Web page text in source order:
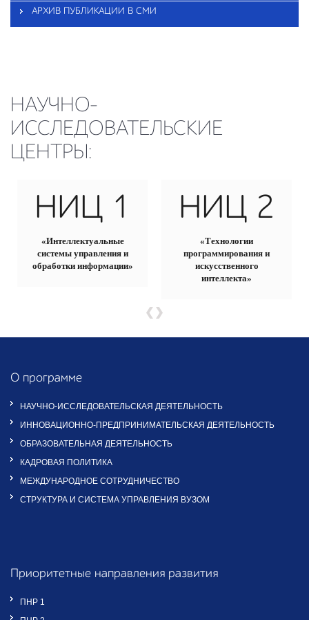
АРХИВ ПУБЛИКАЦИИ В СМИ
НАУЧНО-
ИССЛЕДОВАТЕЛЬСКИЕ
ЦЕНТРЫ:
НИЦ 1
«Интеллектуальные
системы управления и
обработки информации»
НИЦ 2
«Технологии
программирования и
искусственного
интеллекта»
О программе
НАУЧНО-ИССЛЕДОВАТЕЛЬСКАЯ ДЕЯТЕЛЬНОСТЬ
ИННОВАЦИОННО-ПРЕДПРИНИМАТЕЛЬСКАЯ ДЕЯТЕЛЬНОСТЬ
ОБРАЗОВАТЕЛЬНАЯ ДЕЯТЕЛЬНОСТЬ
КАДРОВАЯ ПОЛИТИКА
МЕЖДУНАРОДНОЕ СОТРУДНИЧЕСТВО
СТРУКТУРА И СИСТЕМА УПРАВЛЕНИЯ ВУЗОМ
Приоритетные направления развития
ПНР 1